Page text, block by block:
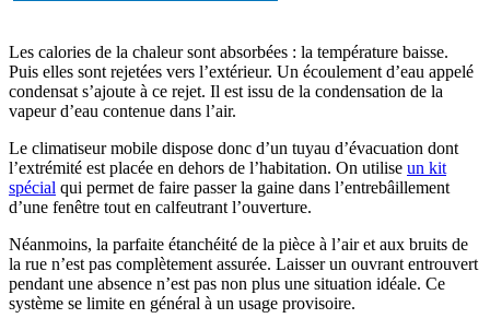
Les calories de la chaleur sont absorbées : la température baisse.
Puis elles sont rejetées vers l’extérieur. Un écoulement d’eau appelé
condensat s’ajoute à ce rejet. Il est issu de la condensation de la
vapeur d’eau contenue dans l’air.
Le climatiseur mobile dispose donc d’un tuyau d’évacuation dont
l’extrémité est placée en dehors de l’habitation. On utilise un kit
spécial qui permet de faire passer la gaine dans l’entrebâillement
d’une fenêtre tout en calfeutrant l’ouverture.
Néanmoins, la parfaite étanchéité de la pièce à l’air et aux bruits de
la rue n’est pas complètement assurée. Laisser un ouvrant entrouvert
pendant une absence n’est pas non plus une situation idéale. Ce
système se limite en général à un usage provisoire.